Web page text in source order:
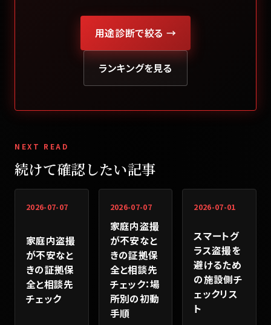
用途診断で絞る →
ランキングを見る
NEXT READ
続けて確認したい記事
2026-07-07
家庭内盗撮
が不安なと
きの証拠保
全と相談先
チェック
2026-07-07
家庭内盗撮
が不安なと
きの証拠保
全と相談先
チェック：場
所別の初動
手順
2026-07-01
スマートグ
ラス盗撮を
避けるため
の施設側チ
ェックリス
ト